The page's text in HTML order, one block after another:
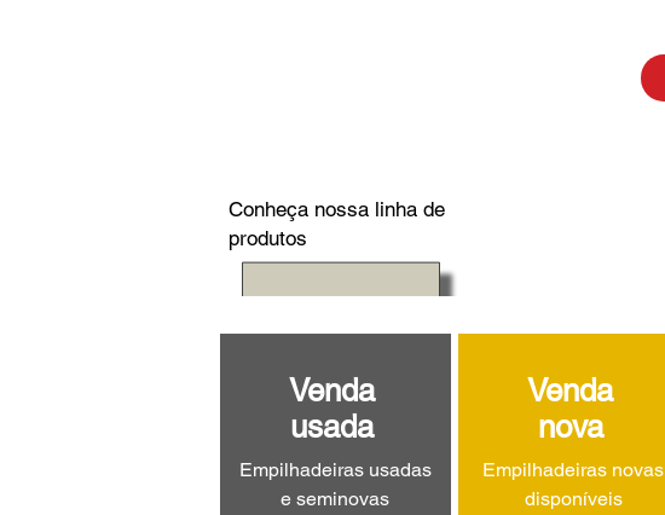
Conheça nossa linha de
produtos
Venda
usada
Empilhadeiras usadas
e seminovas
Venda
nova
Empilhadeiras novas
disponíveis